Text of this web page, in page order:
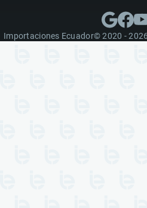
Importaciones Ecuador© 2020 -